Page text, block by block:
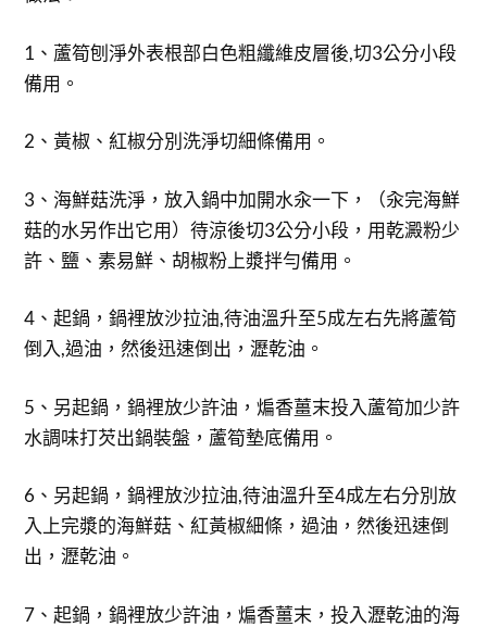
1、蘆筍刨淨外表根部白色粗纖維皮層後,切3公分小段
備用。
2、黃椒、紅椒分別洗淨切細條備用。
3、海鮮菇洗淨，放入鍋中加開水汆一下，（汆完海鮮
菇的水另作出它用）待涼後切3公分小段，用乾澱粉少
許、鹽、素易鮮、胡椒粉上漿拌勻備用。
4、起鍋，鍋裡放沙拉油,待油溫升至5成左右先將蘆筍
倒入,過油，然後迅速倒出，瀝乾油。
5、另起鍋，鍋裡放少許油，煸香薑末投入蘆筍加少許
水調味打芡出鍋裝盤，蘆筍墊底備用。
6、另起鍋，鍋裡放沙拉油,待油溫升至4成左右分別放
入上完漿的海鮮菇、紅黃椒細條，過油，然後迅速倒
出，瀝乾油。
7、起鍋，鍋裡放少許油，煸香薑末，投入瀝乾油的海